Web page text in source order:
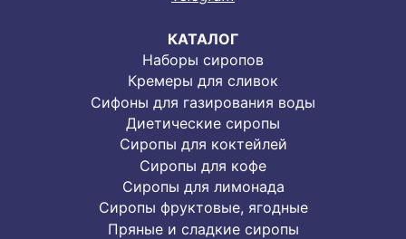
КАТАЛОГ
Наборы сиропов
Кремеры для сливок
Сифоны для газирования воды
Диетические сиропы
Сиропы для коктейлей
Сиропы для кофе
Сиропы для лимонада
Cиропы фруктовые, ягодные
Пряные и сладкие сиропы